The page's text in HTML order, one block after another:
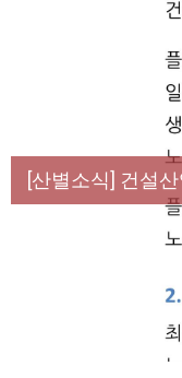
[성명] 막을 수 있
[산별소식] 건설
[강릉,속초,원주,
[조합원☆인터뷰]
[본부소식] 강원